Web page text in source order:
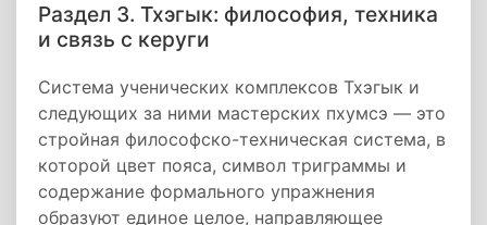
Раздел 3. Тхэгык: философия, техника
и связь с керуги
Система ученических комплексов Тхэгык и
следующих за ними мастерских пхумсэ — это
стройная философско-техническая система, в
которой цвет пояса, символ триграммы и
содержание формального упражнения
образуют единое целое, направляющее